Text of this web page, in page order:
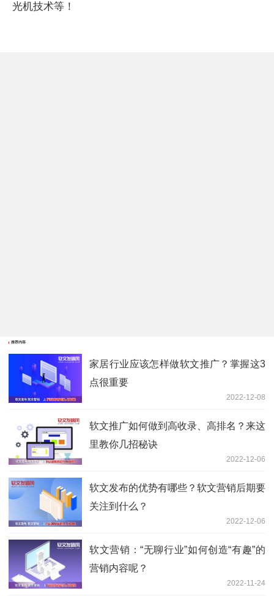
光机技术等！
推荐内容
家居行业应该怎样做软文推广？掌握这3
点很重要
2022-12-08
软文推广如何做到高收录、高排名？来这
里教你几招秘诀
2022-12-06
软文发布的优势有哪些？软文营销后期要
关注到什么？
2022-12-06
软文营销：“无聊行业”如何创造“有趣”的
营销内容呢？
2022-11-24